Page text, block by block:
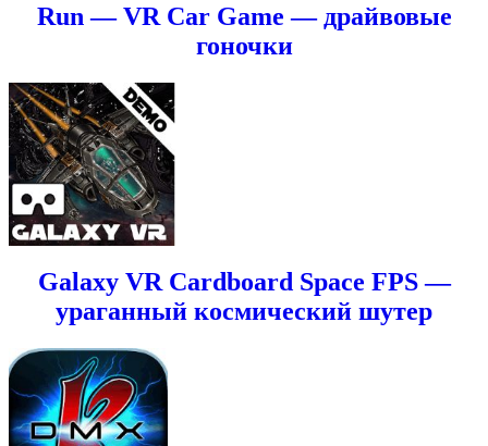
Run — VR Car Game — драйвовые
гоночки
Galaxy VR Cardboard Space FPS —
ураганный космический шутер